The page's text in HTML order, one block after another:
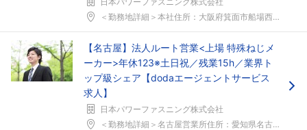
＜勤務地詳細＞本社住所：大阪府箕面市船場西1-8-...
【名古屋】法人ルート営業<上場 特殊ねじメ
ーカー>年休123※土日祝／残業15h／業界ト
ップ級シェア【dodaエージェントサービス
求人】
日本パワーファスニング株式会社
＜勤務地詳細＞名古屋営業所住所：愛知県名古屋市千種...